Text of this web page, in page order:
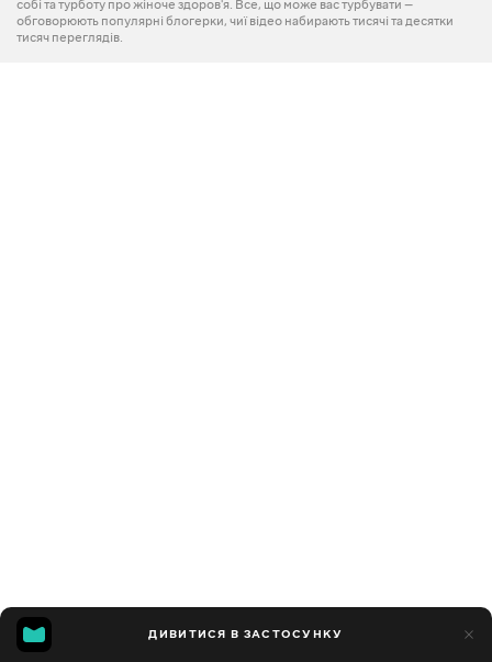
ДИВИТИСЯ В ЗАСТОСУНКУ
собі та турботу про жіноче здоров'я. Все, що може вас турбувати —
обговорюють популярні блогерки, чиї відео набирають тисячі та десятки
тисяч переглядів.